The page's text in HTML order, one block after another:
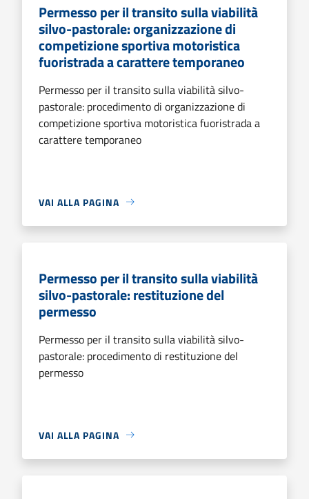
Permesso per il transito sulla viabilità
silvo-pastorale: organizzazione di
competizione sportiva motoristica
fuoristrada a carattere temporaneo
Permesso per il transito sulla viabilità silvo-
pastorale: procedimento di organizzazione di
competizione sportiva motoristica fuoristrada a
carattere temporaneo
VAI ALLA PAGINA
Permesso per il transito sulla viabilità
silvo-pastorale: restituzione del
permesso
Permesso per il transito sulla viabilità silvo-
pastorale: procedimento di restituzione del
permesso
VAI ALLA PAGINA